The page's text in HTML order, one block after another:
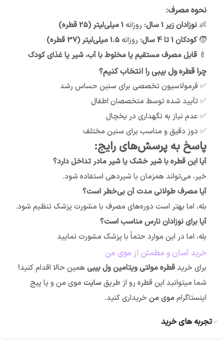
نحوه مصرف:
👶 نوزادان زیر 1 سال: روزانه 1 میلی‌لیتر (25 قطره)
🧒کودکان 1 تا 4 سال: روزانه 1.5 میلی‌لیتر (37 قطره)
🍼 قابل مصرف مستقیم یا مخلوط با آب، شیر یا غذای کودک
چرا قطره ول بیبی را انتخاب کنیم؟
✅ فرمولاسیون تخصصی برای سنین حساس رشد
✅ تأیید شده توسط متخصصان اطفال
✅ عدم نیاز به نگهداری در یخچال
✅ دوز دقیق و مناسب برای سنین مختلف
پاسخ به پرسش‌های رایج:
آیا این قطره با شیر خشک یا شیر مادر تداخل دارد؟
خیر، می‌تواند همزمان با شیردهی استفاده شود.
آیا مصرف طولانی مدت آن بی‌خطر است؟
بله، اما بهتر است دوره‌های مصرف با مشورت پزشک تنظیم شود.
آیا برای نوزادان نارس مناسب است؟
بله، اما در این موارد حتماً با پزشک مشورت نمایید
خرید آسان و مطمئن از موی من
برای خریدقطره مولتی ویتامین ول بیبی همین حالا اقدام کنید!
شما میتوانید این قطره رو از طریق سایت موی من و یا پیج
اینستاگرام موی من خریداری کنید.
تجربه های خرید